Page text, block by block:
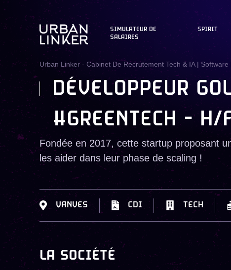
SIMULATEUR DE
SALAIRES
SPIRIT
Urban Linker - Cabinet De Recrutement Tech & IA |
DÉVELOPPEUR
#GREENTECH - H/
Fondée en 2017, cette startup proposant
les aider dans leur phase de scaling !
VANVES CDI TECH
LA SOCIÉTÉ